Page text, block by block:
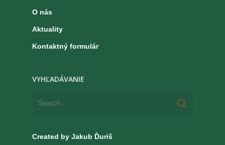
O nás
Aktuality
Kontaktný formulár
VYHĽADÁVANIE
Created by Jakub Ďuriš